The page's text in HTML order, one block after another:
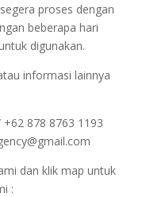
proses dengan
beberapa hari
digunakan.
informasi lainnya
878 8763 1193
dan klik map untuk
: